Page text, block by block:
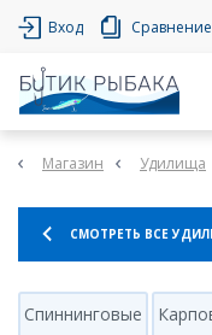
Вход Сравнение
Магазин Удилища
СМОТРЕТЬ ВСЕ
Спиннинговые